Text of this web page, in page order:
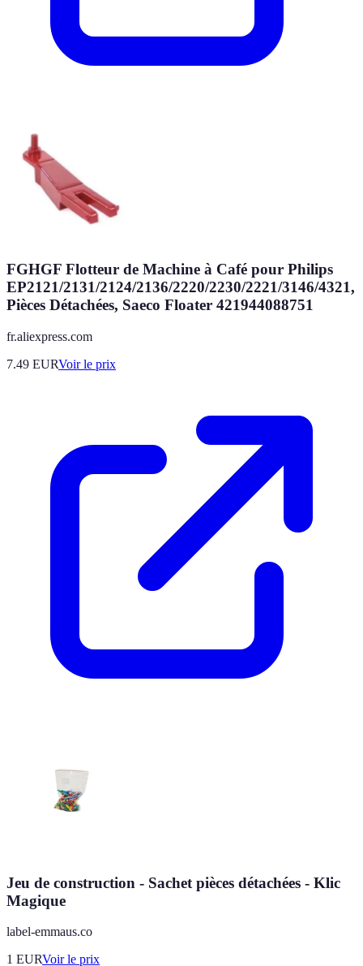
FGHGF Flotteur de Machine à Café pour Philips
EP2121/2131/2124/2136/2220/2230/2221/3146/4321,
Pièces Détachées, Saeco Floater 421944088751
fr.aliexpress.com
7.49 EURVoir le prix
Jeu de construction - Sachet pièces détachées - Klic
Magique
label-emmaus.co
1 EURVoir le prix